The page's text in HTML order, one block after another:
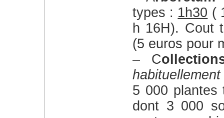
types : 1h30 (
h 16H). Cout
(5 euros pour
– C
5 000 plantes
dont 3 000